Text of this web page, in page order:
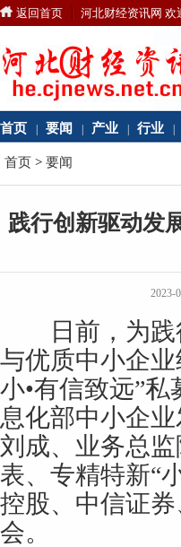
返回首页 河北财经资讯网 欢
首页 要闻 产业 行业
首页 > 要闻
践行创新驱动发
日前，为践
与优质中小企
小•有信致远”
息化部中小企
刘成、业务总
表、专精特新“
控股、中信证
会。